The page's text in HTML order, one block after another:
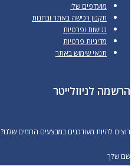
מועדפים שלי
תקנון רכישה באתר ובחנות
נגישות ופרטיות
מדיניות פרטיות
תנאי שימוש באתר
הרשמה לניוזלייטר
רוצים להיות מעודכנים במבצעים החמים שלנו?
שם שלך